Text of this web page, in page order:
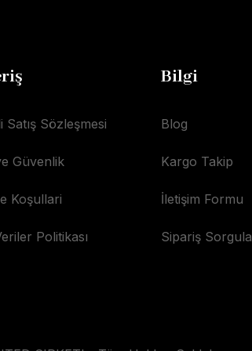
Satış Sözleşmesi
Güvenlik
Koşullari
Politikası
Bilgi
Blog
Kargo Takip
İletişim Formu
Sipariş Sorgula